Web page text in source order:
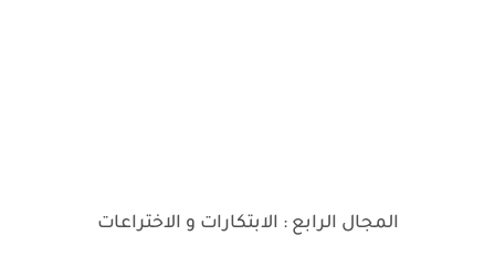
المجال الرابع : الابتكارات و الاختراعات